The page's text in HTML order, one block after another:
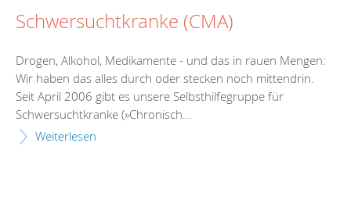
Schwersuchtkranke (CMA)
Drogen, Alkohol, Medikamente - und das in rauen Mengen:
Wir haben das alles durch oder stecken noch mittendrin.
Seit April 2006 gibt es unsere Selbsthilfegruppe für
Schwersuchtkranke (»Chronisch...
Weiterlesen